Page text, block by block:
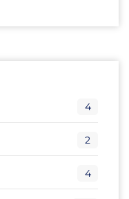
4
2
4